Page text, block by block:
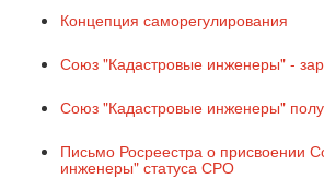
Концепция саморегулирования
Союз "Кадастровые инженеры" -
Союз "Кадастровые инженеры"
Письмо Росреестра о присвоении
инженеры" статуса СРО